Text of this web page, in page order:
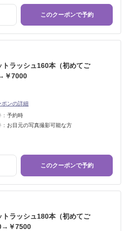
このクーポンで予約
トラッシュ160本（初めてご
￥7000
ポンの詳細
予約時
お目元の写真撮影可能な方
このクーポンで予約
トラッシュ180本（初めてご
￥7500